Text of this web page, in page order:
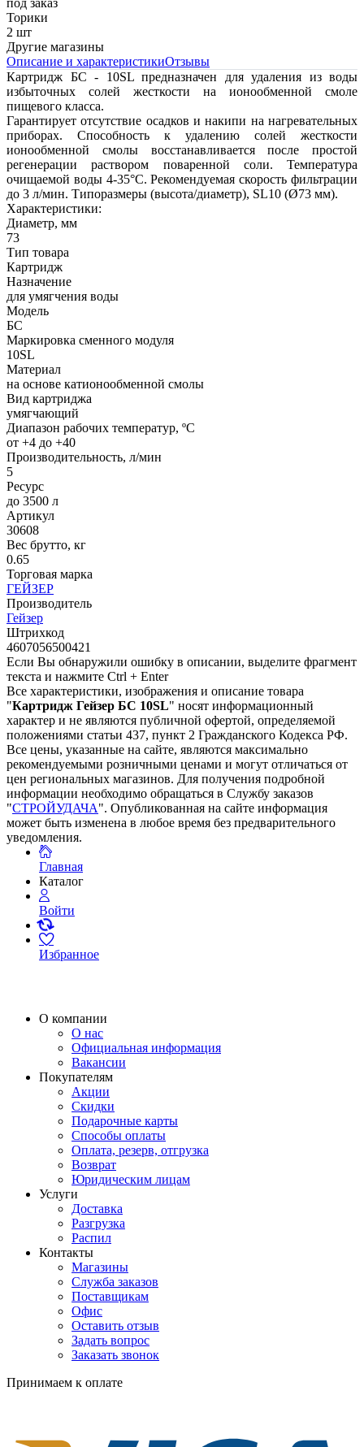
под заказ
Торики
2 шт
Другие магазины
Описание и характеристикиОтзывы
Картридж БС - 10SL предназначен для удаления из воды
избыточных солей жесткости на ионообменной смоле
пищевого класса.
Гарантирует отсутствие осадков и накипи на нагревательных
приборах. Способность к удалению солей жесткости
ионообменной смолы восстанавливается после простой
регенерации раствором поваренной соли. Температура
очищаемой воды 4-35°С. Рекомендуемая скорость фильтрации
до 3 л/мин. Типоразмеры (высота/диаметр), SL10 (Ø73 мм).
Характеристики:
Диаметр, мм
73
Тип товара
Картридж
Назначение
для умягчения воды
Модель
БС
Маркировка сменного модуля
10SL
Материал
на основе катионообменной смолы
Вид картриджа
умягчающий
Диапазон рабочих температур, ºС
от +4 до +40
Производительность, л/мин
5
Ресурс
до 3500 л
Артикул
30608
Вес брутто, кг
0.65
Торговая марка
ГЕЙЗЕР
Производитель
Гейзер
Штрихкод
4607056500421
Если Вы обнаружили ошибку в описании, выделите фрагмент
текста и нажмите Ctrl + Enter
Все характеристики, изображения и описание товара
"Картридж Гейзер БС 10SL" носят информационный
характер и не являются публичной офертой, определяемой
положениями статьи 437, пункт 2 Гражданского Кодекса РФ.
Все цены, указанные на сайте, являются максимально
рекомендуемыми розничными ценами и могут отличаться от
цен региональных магазинов. Для получения подробной
информации необходимо обращаться в Службу заказов
"СТРОЙУДАЧА". Опубликованная на сайте информация
может быть изменена в любое время без предварительного
уведомления.
Главная
Каталог
Войти
Избранное
О компании
О нас
Официальная информация
Вакансии
Покупателям
Акции
Скидки
Подарочные карты
Способы оплаты
Оплата, резерв, отгрузка
Возврат
Юридическим лицам
Услуги
Доставка
Разгрузка
Распил
Контакты
Магазины
Служба заказов
Поставщикам
Офис
Оставить отзыв
Задать вопрос
Заказать звонок
Принимаем к оплате